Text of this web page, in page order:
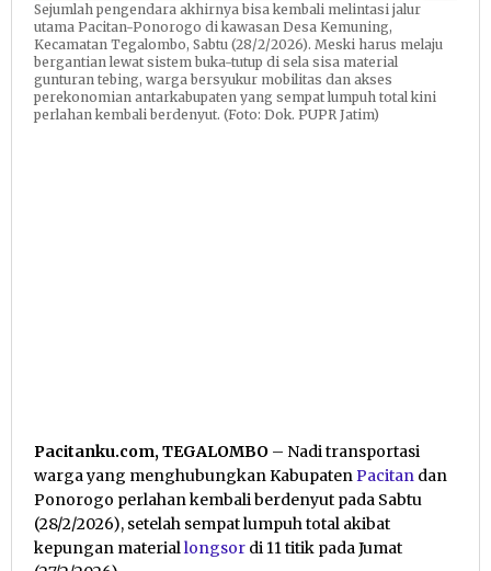
Sejumlah pengendara akhirnya bisa kembali melintasi jalur
utama Pacitan-Ponorogo di kawasan Desa Kemuning,
Kecamatan Tegalombo, Sabtu (28/2/2026). Meski harus melaju
bergantian lewat sistem buka-tutup di sela sisa material
gunturan tebing, warga bersyukur mobilitas dan akses
perekonomian antarkabupaten yang sempat lumpuh total kini
perlahan kembali berdenyut. (Foto: Dok. PUPR Jatim)
Pacitanku.com, TEGALOMBO – Nadi transportasi
warga yang menghubungkan KabupatenPacitan dan
Ponorogo perlahan kembali berdenyut pada Sabtu
(28/2/2026), setelah sempat lumpuh total akibat
kepungan materiallongsor di 11 titik pada Jumat